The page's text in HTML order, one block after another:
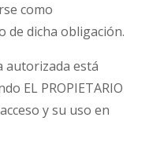
como
de dicha obligación.
autorizada está
EL PROPIETARIO
y su uso en